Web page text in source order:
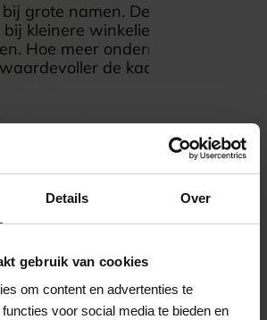
Details Over
gebruik van cookies
om content en advertenties te
voor social media te bieden en
grote namen. De kaart is juist
kleinere winkeliers, horeca en
Hoe meer ondernemers zich
de kaart wordt voor